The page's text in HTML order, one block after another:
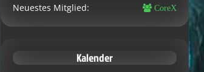
Neuestes Mitglied
CoreX
Kalender